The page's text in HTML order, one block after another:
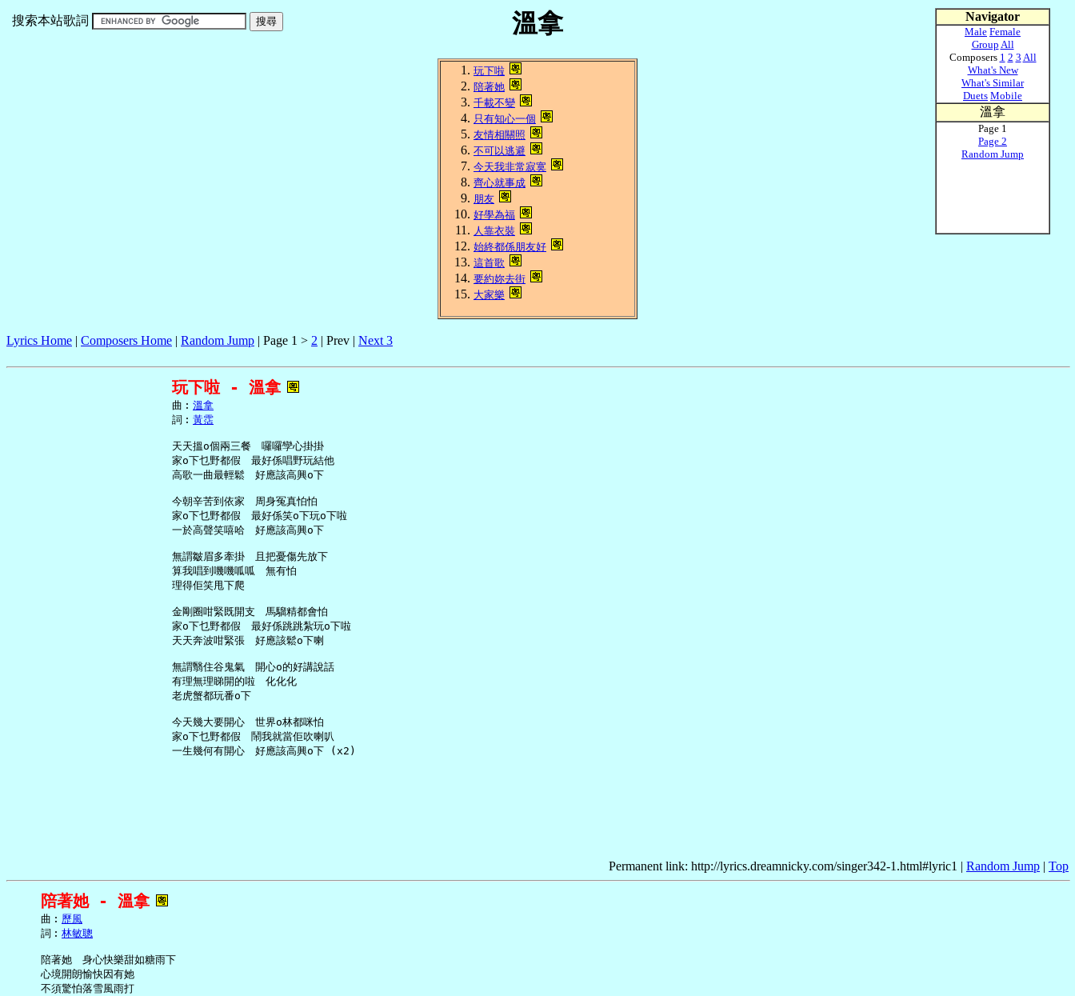
溫拿
搜索本站歌詞
玩下啦
陪著她
千載不變
只有知心一個
友情相關照
不可以逃避
今天我非常寂寞
齊心就事成
朋友
好學為福
人靠衣裝
始終都係朋友好
這首歌
要約妳去街
大家樂
Lyrics Home | Composers Home | Random Jump | Page 1 > 2 | Prev | Next 3
玩下啦 - 溫拿
     曲︰
溫拿
     詞︰
黃霑
     天天搵o個兩三餐　囉囉孿心掛掛
     家o下乜野都假　最好係唱野玩結他
     高歌一曲最輕鬆　好應該高興o下
     今朝辛苦到依家　周身冤真怕怕
     家o下乜野都假　最好係笑o下玩o下啦
     一於高聲笑嘻哈　好應該高興o下
     無謂皺眉多牽掛　且把憂傷先放下
     算我唱到嘰嘰呱呱　無有怕
     理得佢笑甩下爬
     金剛圈咁緊既開支　馬騮精都會怕
     家o下乜野都假　最好係跳跳紮玩o下啦
     天天奔波咁緊張　好應該鬆o下喇
     無謂翳住谷鬼氣　開心o的好講說話
     有理無理睇開的啦　化化化
     老虎蟹都玩番o下
     今天幾大要開心　世界o林都咪怕
     家o下乜野都假　鬧我就當佢吹喇叭
Permanent link: http://lyrics.dreamnicky.com/singer342-1.html#lyric1 | Random Jump | Top
陪著她 - 溫拿
     曲︰
歷風
     詞︰
林敏聰
     陪著她　身心快樂甜如糖雨下
     心境開朗愉快因有她
     不須驚怕落雪風雨打
Navigator
Male Female
Group All
Composers 1 2 3 All
What's New
What's Similar
Duets Mobile
溫拿
Page 1
Page 2
Random Jump